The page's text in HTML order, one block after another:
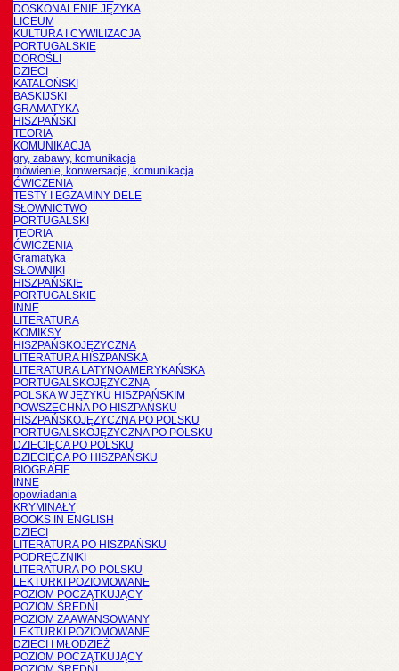
DOSKONALENIE JĘZYKA
LICEUM
KULTURA I CYWILIZACJA
PORTUGALSKIE
DOROŚLI
DZIECI
KATALOŃSKI
BASKIJSKI
GRAMATYKA
HISZPAŃSKI
TEORIA
KOMUNIKACJA
gry, zabawy, komunikacja
mówienie, konwersacje, komunikacja
ĆWICZENIA
TESTY I EGZAMINY DELE
SŁOWNICTWO
PORTUGALSKI
TEORIA
ĆWICZENIA
Gramatyka
SŁOWNIKI
HISZPAŃSKIE
PORTUGALSKIE
INNE
LITERATURA
KOMIKSY
HISZPAŃSKOJĘZYCZNA
LITERATURA HISZPANSKA
LITERATURA LATYNOAMERYKAŃSKA
PORTUGALSKOJĘZYCZNA
POLSKA W JĘZYKU HISZPAŃSKIM
POWSZECHNA PO HISZPAŃSKU
HISZPAŃSKOJĘZYCZNA PO POLSKU
PORTUGALSKOJĘZYCZNA PO POLSKU
DZIECIĘCA PO POLSKU
DZIECIĘCA PO HISZPAŃSKU
BIOGRAFIE
INNE
opowiadania
KRYMINAŁY
BOOKS IN ENGLISH
DZIECI
LITERATURA PO HISZPAŃSKU
PODRĘCZNIKI
LITERATURA PO POLSKU
LEKTURKI POZIOMOWANE
POZIOM POCZĄTKUJĄCY
POZIOM ŚREDNI
POZIOM ZAAWANSOWANY
LEKTURKI POZIOMOWANE
DZIECI I MŁODZIEŻ
POZIOM POCZĄTKUJĄCY